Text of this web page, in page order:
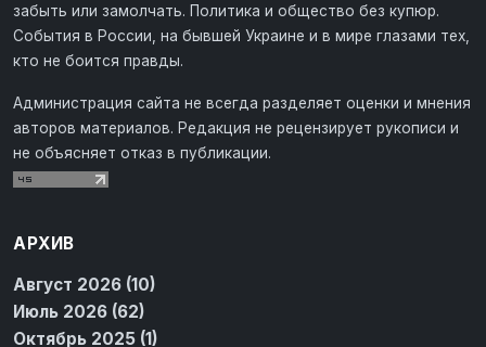
забыть или замолчать. Политика и общество без купюр.
События в России, на бывшей Украине и в мире глазами тех,
кто не боится правды.
Администрация сайта не всегда разделяет оценки и мнения
авторов материалов. Редакция не рецензирует рукописи и
не объясняет отказ в публикации.
АРХИВ
Август 2026 (10)
Июль 2026 (62)
Октябрь 2025 (1)